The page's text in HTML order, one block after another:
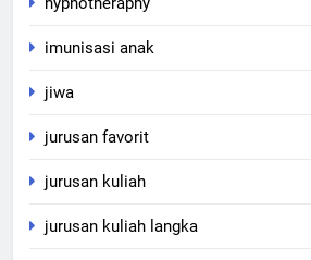
imunisasi anak
jiwa
jurusan favorit
jurusan kuliah
jurusan kuliah langka